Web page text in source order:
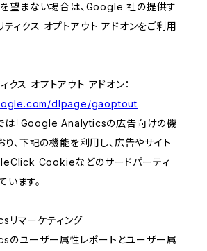
望まない場合は、Google 社の提供す
ィクス オプトアウト アドオンをご利用
ス オプトアウト アドオン：
dlpage/gaoptout
では「Google Analyticsの広告向けの機
り、下記の機能を利用し、広告やサイト
Cookieなどのサードパーティ
ます。
マーケティング
ユーザー属性レポートとユーザー属